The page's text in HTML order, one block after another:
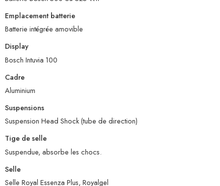
Emplacement batterie
Batterie intégrée amovible
Display
Bosch Intuvia 100
Cadre
Aluminium
Suspensions
Suspension Head Shock (tube de direction)
Tige de selle
Suspendue, absorbe les chocs.
Selle
Selle Royal Essenza Plus, Royalgel